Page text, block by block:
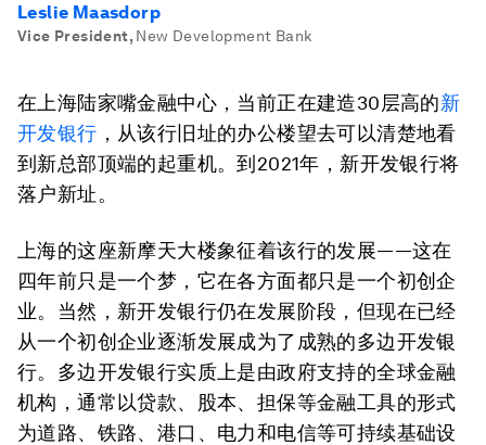
Leslie Maasdorp
Vice President, New Development Bank
在上海陆家嘴金融中心，当前正在建造30层高的新
开发银行 ，从该行旧址的办公楼望去可以清楚地看
到新总部顶端的起重机。到2021年，新开发银行将
落户新址。
上海的这座新摩天大楼象征着该行的发展——这在
四年前只是一个梦，它在各方面都只是一个初创企
业。当然，新开发银行仍在发展阶段，但现在已经
从一个初创企业逐渐发展成为了成熟的多边开发银
行。多边开发银行实质上是由政府支持的全球金融
机构，通常以贷款、股本、担保等金融工具的形式
为道路、铁路、港口、电力和电信等可持续基础设